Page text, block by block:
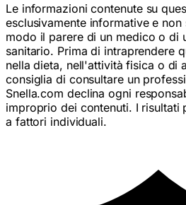
Le informazioni contenute su
esclusivamente informative e
modo il parere di un medico o di
sanitario. Prima di intraprendere
nella dieta, nell'attività fisica o di
consiglia di consultare un
Snella.com declina ogni
improprio dei contenuti. I risultati
a fattori individuali.